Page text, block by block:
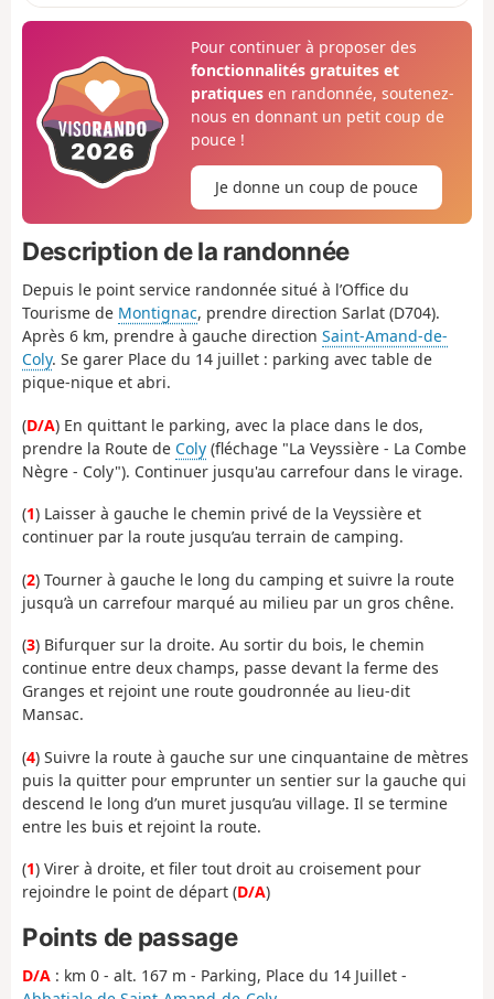
Pour continuer à proposer des
fonctionnalités gratuites et
pratiquesen randonnée, soutenez-
nous en donnant un petit coup de
pouce !
Je donne un coup de pouce
Description de la randonnée
Depuis le point service randonnée situé à l’Office du
Tourisme de Montignac, prendre direction Sarlat (D704).
Après 6 km, prendre à gauche direction Saint-Amand-de-
Coly. Se garer Place du 14 juillet : parking avec table de
pique-nique et abri.
(D/A) En quittant le parking, avec la place dans le dos,
prendre la Route de Coly (fléchage "La Veyssière - La Combe
Nègre - Coly"). Continuer jusqu'au carrefour dans le virage.
(1) Laisser à gauche le chemin privé de la Veyssière et
continuer par la route jusqu’au terrain de camping.
(2) Tourner à gauche le long du camping et suivre la route
jusqu’à un carrefour marqué au milieu par un gros chêne.
(3) Bifurquer sur la droite. Au sortir du bois, le chemin
continue entre deux champs, passe devant la ferme des
Granges et rejoint une route goudronnée au lieu-dit
Mansac.
(4) Suivre la route à gauche sur une cinquantaine de mètres
puis la quitter pour emprunter un sentier sur la gauche qui
descend le long d’un muret jusqu’au village. Il se termine
entre les buis et rejoint la route.
(1) Virer à droite, et filer tout droit au croisement pour
rejoindre le point de départ (D/A)
Points de passage
D/A : km 0 - alt. 167 m - Parking, Place du 14 Juillet -